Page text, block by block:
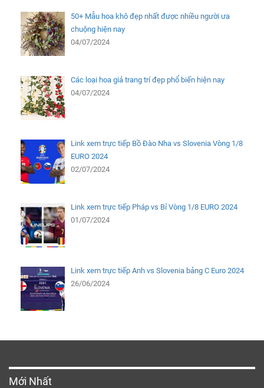
50+ Mẫu hoa khô đẹp nhất được nhiều người ưa
chuộng hiện nay
04/07/2024
Các loại hoa giả trang trí đẹp phổ biến hiện nay
04/07/2024
Link xem trực tiếp Bồ Đào Nha vs Slovenia Vòng 1/8
EURO 2024
02/07/2024
Link xem trực tiếp Pháp vs Bỉ Vòng 1/8 EURO 2024
01/07/2024
Link xem trực tiếp Anh vs Slovenia bảng C Euro 2024
26/06/2024
Mới Nhất